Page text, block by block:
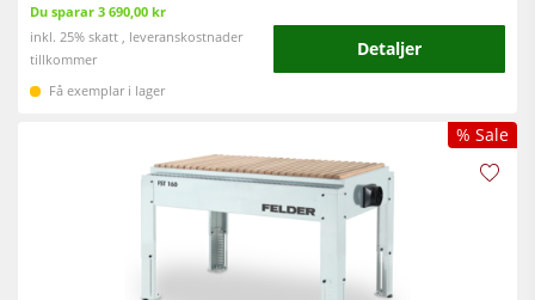
Du sparar 3 690,00 kr
inkl. 25% skatt , leveranskostnader
tillkommer
Detaljer
Få exemplar i lager
% Sale